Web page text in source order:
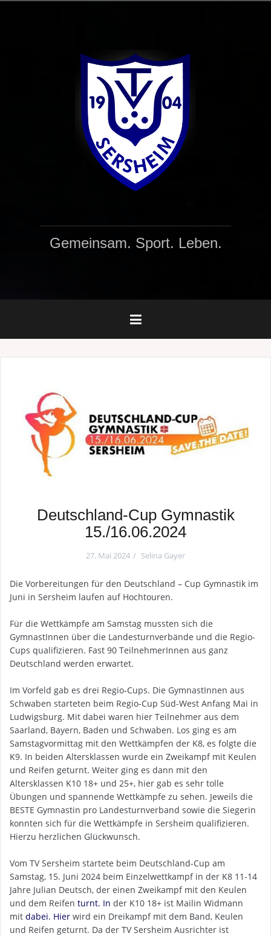
Gemeinsam. Sport. Leben.
Deutschland-Cup Gymnastik
15./16.06.2024
27. Mai 2024 Selina Gayer
Die Vorbereitungen für den Deutschland – Cup Gymnastik im
Juni in Sersheim laufen auf Hochtouren.
Für die Wettkämpfe am Samstag mussten sich die
GymnastInnen über die Landesturnverbände und die Regio-
Cups qualifizieren. Fast 90 TeilnehmerInnen aus ganz
Deutschland werden erwartet.
Im Vorfeld gab es drei Regio-Cups. Die GymnastInnen aus
Schwaben starteten beim Regio-Cup Süd-West Anfang Mai in
Ludwigsburg. Mit dabei waren hier Teilnehmer aus dem
Saarland, Bayern, Baden und Schwaben. Los ging es am
Samstagvormittag mit den Wettkämpfen der K8, es folgte die
K9. In beiden Altersklassen wurde ein Zweikampf mit Keulen
und Reifen geturnt. Weiter ging es dann mit den
Altersklassen K10 18+ und 25+, hier gab es sehr tolle
Übungen und spannende Wettkämpfe zu sehen. Jeweils die
BESTE Gymnastin pro Landesturnverband sowie die Siegerin
konnten sich für die Wettkämpfe in Sersheim qualifizieren.
Hierzu herzlichen Glückwunsch.
Vom TV Sersheim startete beim Deutschland-Cup am
Samstag, 15. Juni 2024 beim Einzelwettkampf in der K8 11-14
Jahre Julian Deutsch, der einen Zweikampf mit den Keulen
und dem Reifen turnt. In der K10 18+ ist Mailin Widmann
mit dabei. Hier wird ein Dreikampf mit dem Band, Keulen
und Reifen geturnt. Da der TV Sersheim Ausrichter ist